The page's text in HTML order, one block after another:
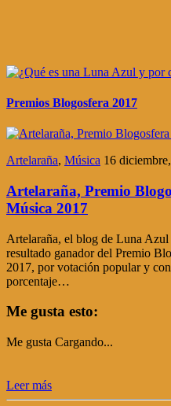
Premios Blogosfera 2017
Artelaraña, Música 16
Artelaraña, Premio
Música 2017
Artelaraña, el blog de Luna Azul
resultado ganador del Premio
2017, por votación popular y
porcentaje…
Me gusta esto:
Me gusta Cargando...
Leer más